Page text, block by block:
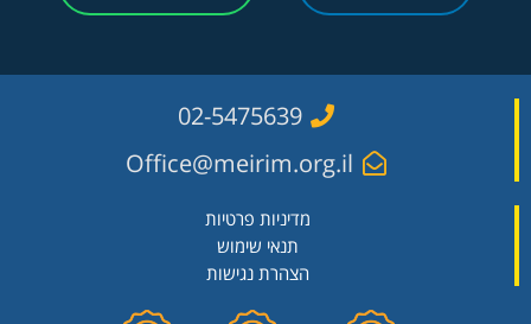
02-5475639
Office@meirim.org.il
מדיניות פרטיות
תנאי שימוש
הצהרת נגישות